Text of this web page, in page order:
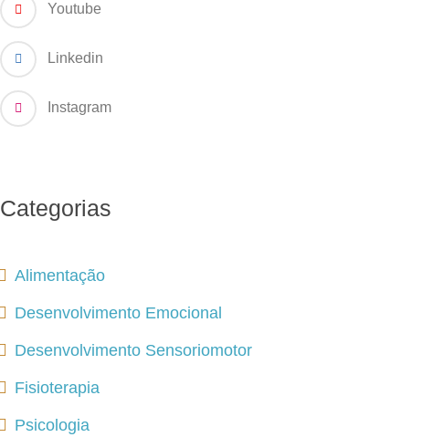
Youtube
Linkedin
Instagram
Categorias
Alimentação
Desenvolvimento Emocional
Desenvolvimento Sensoriomotor
Fisioterapia
Psicologia